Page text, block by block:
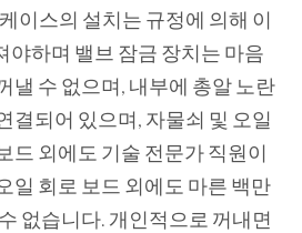
이스의 설치는 규정에 의해 이
야하며 밸브 잠금 장치는 마음
낼 수 없으며, 내부에 총알 노란
결되어 있으며, 자물쇠 및 오일
드 외에도 기술 전문가 직원이
일 회로 보드 외에도 마른 백만
없습니다. 개인적으로 꺼내면